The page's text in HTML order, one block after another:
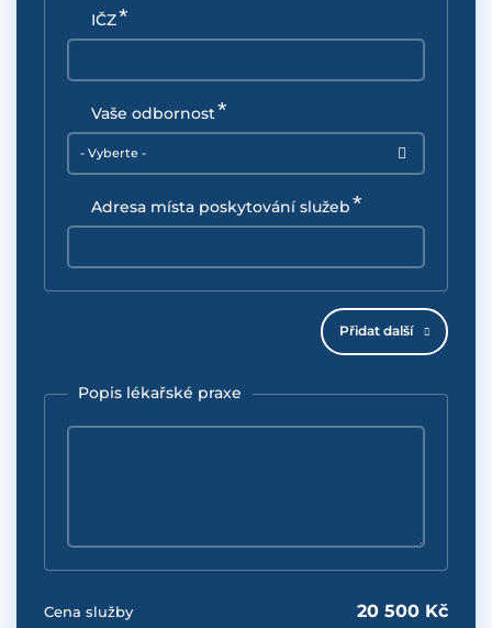
IČZ
Vaše odbornost
- Vyberte -
Adresa místa poskytování služeb
Přidat další
Popis lékařské praxe
Cena služby 20 500 Kč